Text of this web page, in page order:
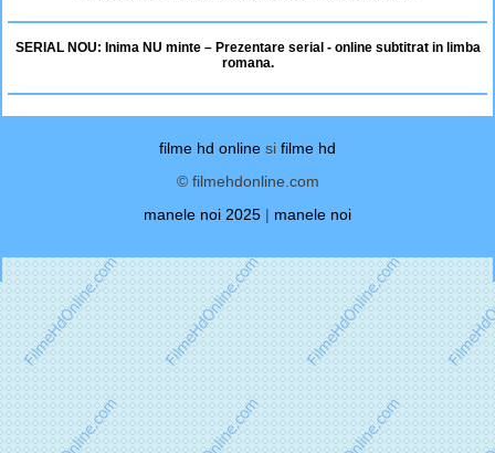
SERIAL NOU: Inima NU minte – Prezentare serial - online subtitrat in limba
romana.
filme hd online si filme hd
© filmehdonline.com
manele noi 2025 | manele noi